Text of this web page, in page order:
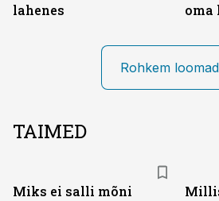
lahenes
oma
Rohkem
TAIMED
Miks ei salli mõni